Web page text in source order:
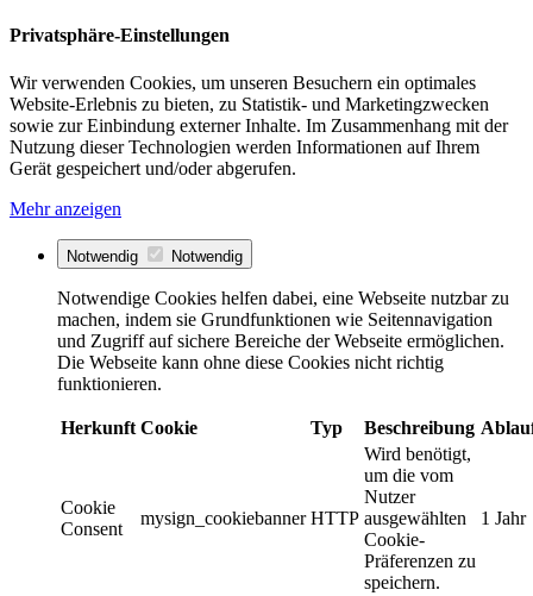
Privatsphäre-Einstellungen
Wir verwenden Cookies, um unseren Besuchern ein optimales
Website-Erlebnis zu bieten, zu Statistik- und Marketingzwecken
sowie zur Einbindung externer Inhalte. Im Zusammenhang mit der
Nutzung dieser Technologien werden Informationen auf Ihrem
Gerät gespeichert und/oder abgerufen.
Mehr anzeigen
Notwendig Notwendig
Notwendige Cookies helfen dabei, eine Webseite nutzbar zu
machen, indem sie Grundfunktionen wie Seitennavigation
und Zugriff auf sichere Bereiche der Webseite ermöglichen.
Die Webseite kann ohne diese Cookies nicht richtig
funktionieren.
Herkunft Cookie Typ Beschreibung
Cookie
Consent
mysign_cookiebanner HTTP
Wird benötigt,
um die vom
Nutzer
ausgewählten
Cookie-
Präferenzen zu
speichern.
1 Jahr